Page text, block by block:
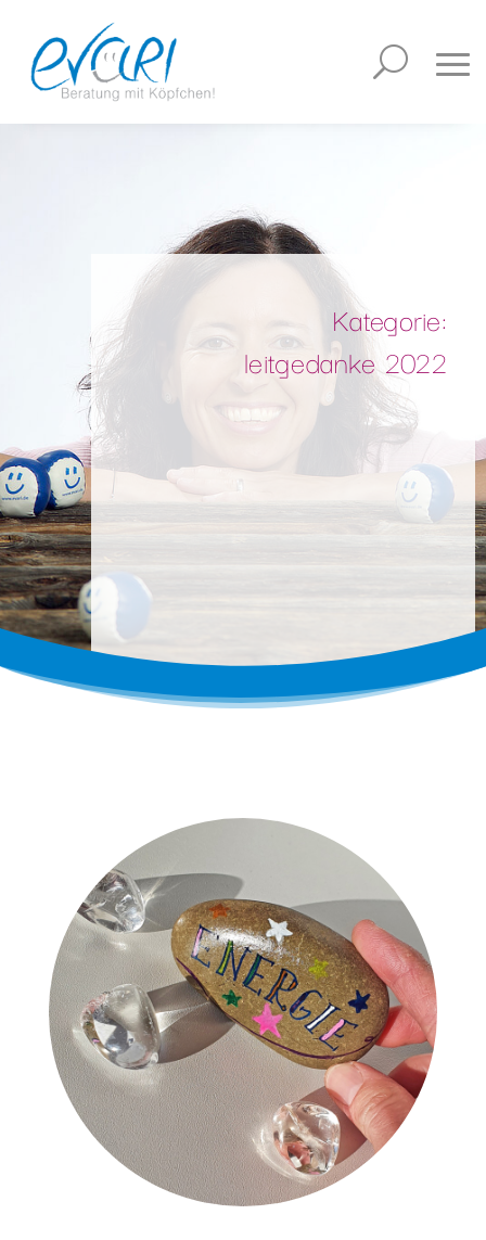
Kategorie:
leitgedanke 2022